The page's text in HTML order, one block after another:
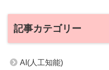
記事カテゴリー
AI(人工知能)